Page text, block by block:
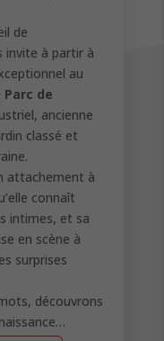
de
invite à partir à
au
Parc de
ancienne
classé et
attachement à
connaît
intimes, et sa
en scène à
surprises
découvrons